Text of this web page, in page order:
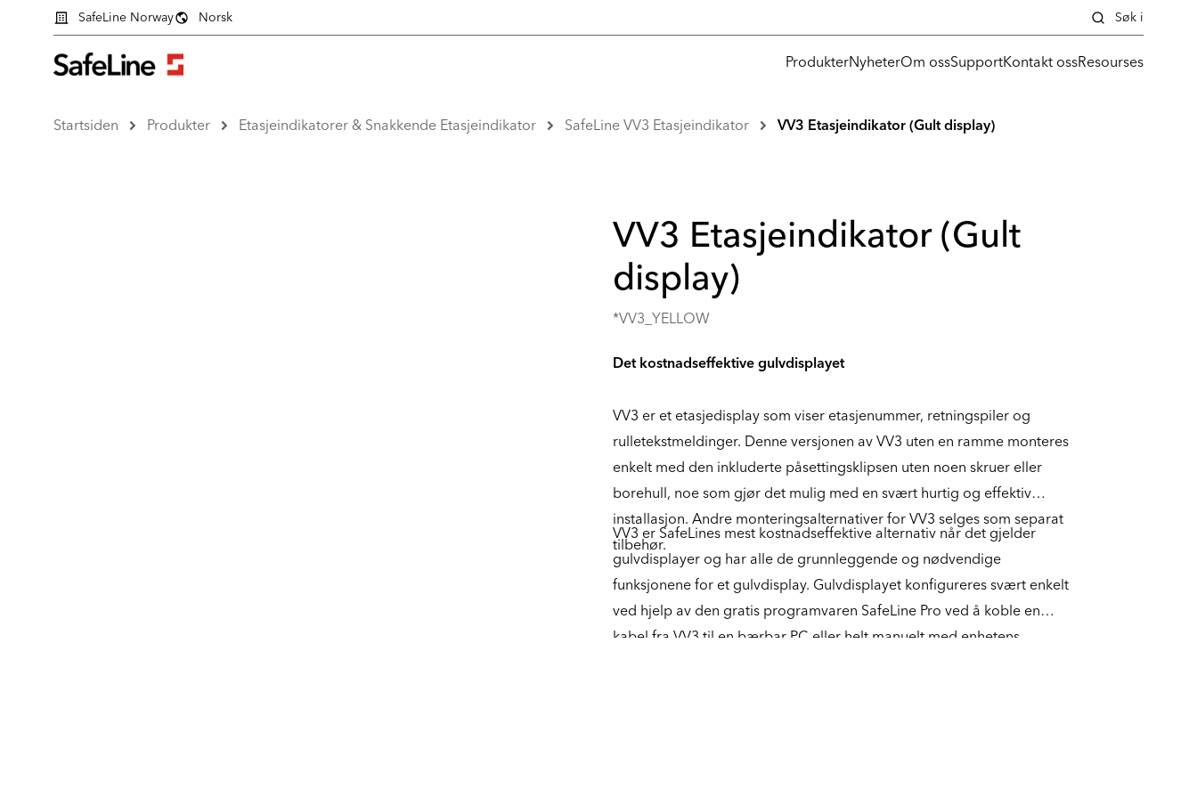
ProdukterNyheterOm ossSupportKontakt ossResourses
SafeLine Norway Norsk Søk i
Startsiden Produkter Etasjeindikatorer & Snakkende Etasjeindikator SafeLine VV3 Etasjeindikator VV3 Etasjeindikator (Gult display)
VV3 Etasjeindikator (Gult
display)
*VV3_YELLOW
Det kostnadseffektive gulvdisplayet
VV3 er et etasjedisplay som viser etasjenummer, retningspiler og
rulletekstmeldinger. Denne versjonen av VV3 uten en ramme monteres
enkelt med den inkluderte påsettingsklipsen uten noen skruer eller
borehull, noe som gjør det mulig med en svært hurtig og effektiv
installasjon. Andre monteringsalternativer for VV3 selges som separat
tilbehør.
VV3 er SafeLines mest kostnadseffektive alternativ når det gjelder
gulvdisplayer og har alle de grunnleggende og nødvendige
funksjonene for et gulvdisplay. Gulvdisplayet konfigureres svært enkelt
ved hjelp av den gratis programvaren SafeLine Pro ved å koble en
kabel fra VV3 til en bærbar PC eller helt manuelt med enhetens